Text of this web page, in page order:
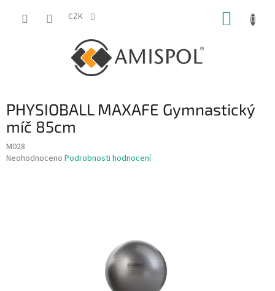
CZK
PHYSIOBALL MAXAFE Gymnastický
míč 85cm
M028
Průměrné
Neohodnoceno Podrobnosti hodnocení